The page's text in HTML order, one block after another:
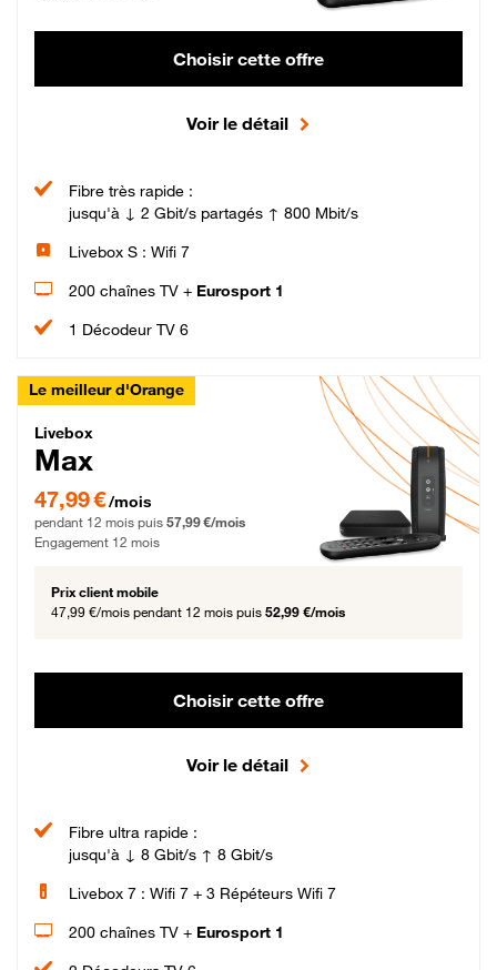
Choisir cette offre
Voir le détail
Fibre très rapide :
jusqu'à ↓ 2 Gbit/s partagés ↑ 800 Mbit/s
Livebox S : Wifi 7
200 chaînes TV + Eurosport 1
1 Décodeur TV 6
Le meilleur d'Orange
Livebox Max Fibre
Livebox
Max
47,99 € par mois pendant 12 mois puis 57,99 € par mois, Engagement 12 mois
47,99 €/mois
pendant 12 mois puis 57,99 €/mois
Engagement 12 mois
Prix client mobile
47,99 €/mois pendant 12 mois puis 52,99 €/mois
Choisir cette offre
Voir le détail
Fibre ultra rapide :
jusqu'à ↓ 8 Gbit/s ↑ 8 Gbit/s
Livebox 7 : Wifi 7 + 3 Répéteurs Wifi 7
200 chaînes TV + Eurosport 1